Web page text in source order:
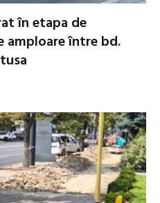
în etapa de
amploare între bd.